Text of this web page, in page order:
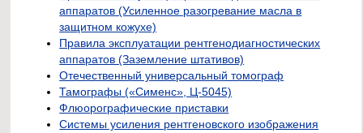
аппаратов (Усиленное разогревание масла в
защитном кожухе)
Правила эксплуатации рентгенодиагностических
аппаратов (Заземление штативов)
Отечественный универсальный томограф
Тамографы («Сименс», Ц-5045)
Флюорографические приставки
Системы усиления рентгеновского изображения